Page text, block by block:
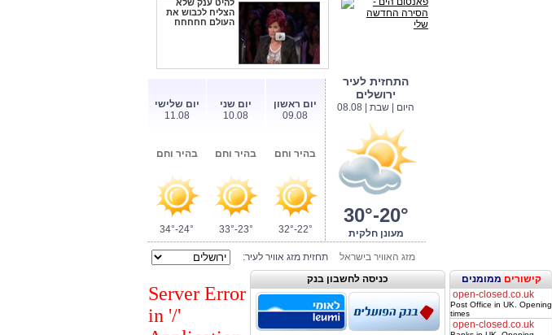
להיט ענק שלא
הצליח לכבוש את
העולם חחחחח
יום שלישי
11.08
בהיר וחם
34°-24°
יום שני
10.08
בהיר וחם
33°-23°
יום ראשון
09.08
בהיר וחם
32°-22°
התחזית לעיר
ירושלים
היום | שבת | 08.08
30°-20°
מעונן חלקית
תחזית מזג אוויר לעיר:
מזג האוויר בישראל
כניסה לחשבון בנק
קישורים ממומנים
open-closed.co.uk
Post Office in UK. Opening
times
open-closed.co.uk